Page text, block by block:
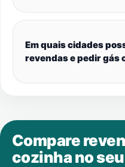
Em quais cidades
revendas e pedir gás
Compare
cozinha no